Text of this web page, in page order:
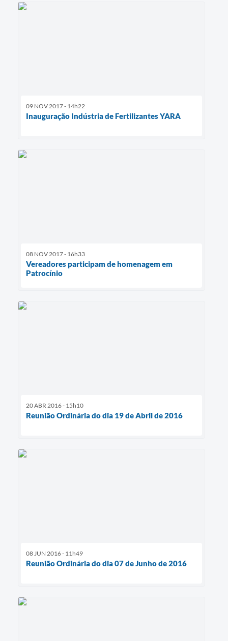
09 NOV 2017 - 14h22
Inauguração Indústria de Fertilizantes YARA
08 NOV 2017 - 16h33
Vereadores participam de homenagem em
Patrocínio
20 ABR 2016 - 15h10
Reunião Ordinária do dia 19 de Abril de 2016
08 JUN 2016 - 11h49
Reunião Ordinária do dia 07 de Junho de 2016